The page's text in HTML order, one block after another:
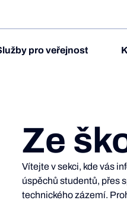
pro veřejnost
Ze
Vítejte v sekci, kde vás
úspěchů studentů, přes
technického zázemí.